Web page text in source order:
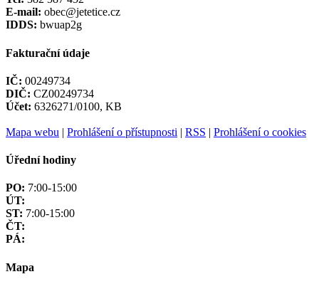
E-mail: obec@jetetice.cz
IDDS: bwuap2g
Fakturační údaje
IČ: 00249734
DIČ: CZ00249734
Účet: 6326271/0100, KB
Mapa webu | Prohlášení o přístupnosti | RSS | Prohlášení o cookies
Úřední hodiny
PO: 7:00-15:00
ÚT:
ST: 7:00-15:00
ČT:
PÁ:
Mapa